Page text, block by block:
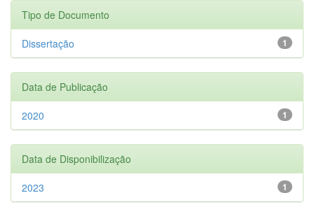
Tipo de Documento
1
Dissertação
Data de Publicação
1
2020
Data de Disponibilização
1
2023